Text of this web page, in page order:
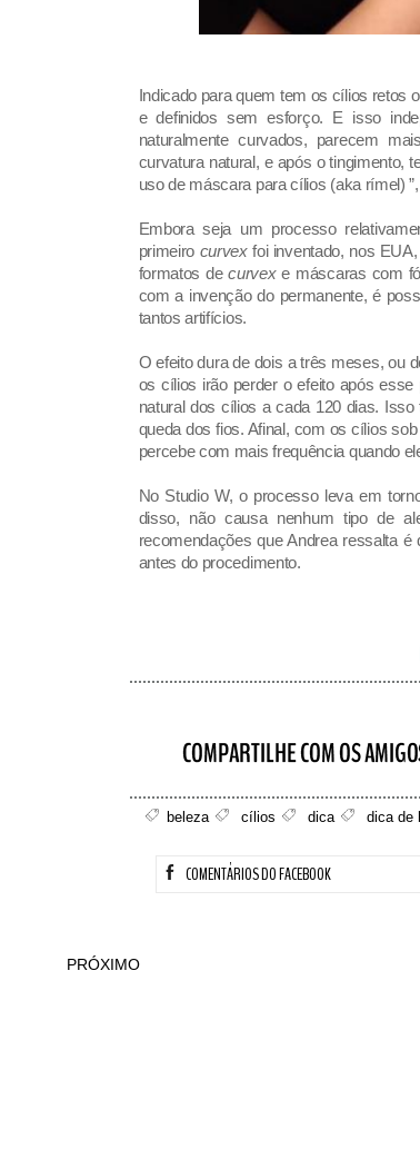
Indicado para quem tem os cílios retos
e definidos sem esforço. E isso
naturalmente curvados, parecem
curvatura natural, e após o tingimento,
uso de máscara para cílios (aka rímel)
Embora seja um processo
primeiro curvexfoi inventado, nos
formatos decurvexe máscaras com
com a invenção do permanente, é
tantos artifícios.
O efeito dura de dois a três meses, ou
os cílios irão perder o efeito após
natural dos cílios a cada 120 dias.
queda dos fios. Afinal, com os cílios
percebe com mais frequência quando
No Studio W, o processo leva em
disso, não causa nenhum tipo de
recomendações que Andrea ressalta
antes do procedimento.
beleza cílios dica dica de
COMENTÁRIOS DO FACEBOOK
PRÓXIMO